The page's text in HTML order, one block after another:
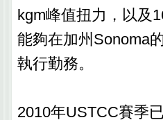
kgm峰值扭力，以及
能夠在加州Sonoma
執行勤務。
2010年USTCC賽季